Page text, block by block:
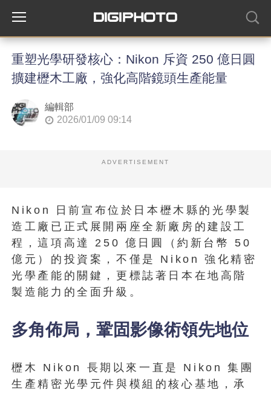
重塑光學研發核心：Nikon 斥資 250 億日圓
擴建櫪木工廠，強化高階鏡頭生產能量
編輯部
2026/01/09 09:14
ADVERTISEMENT
Nikon 日前宣布位於日本櫪木縣的光學製
造工廠已正式展開兩座全新廠房的建設工
程，這項高達 250 億日圓（約新台幣 50
億元）的投資案，不僅是 Nikon 強化精密
光學產能的關鍵，更標誌著日本在地高階
製造能力的全面升級。
多角佈局，鞏固影像術領先地位
櫪木 Nikon 長期以來一直是 Nikon 集團
生產精密光學元件與模組的核心基地，承